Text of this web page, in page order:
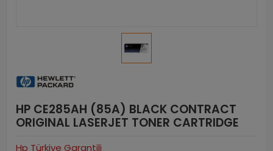
HP CE285AH (85A) BLACK CONTRACT
ORIGINAL LASERJET TONER CARTRIDGE
Hp Türkiye Garantili